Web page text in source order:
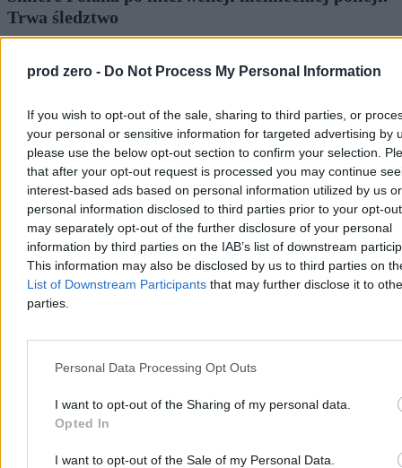
prod zero - Do Not Process My Personal Information
If you wish to opt-out of the sale, sharing to third parties, or
your personal or sensitive information for targeted advertising by
please use the below opt-out section to confirm your selection.
that after your opt-out request is processed you may continue
interest-based ads based on personal information utilized by us or
personal information disclosed to third parties prior to your opt-
may separately opt-out of the further disclosure of your personal
information by third parties on the IAB’s list of downstream
This information may also be disclosed by us to third parties on
List of Downstream Participants that may further disclose it to
parties.
Personal Data Processing Opt Outs
I want to opt-out of the Sharing of my personal data.
Opted In
I want to opt-out of the Sale of my Personal Data.
Trwa śledztwo
letniego Polaka, do której doszło po dramatycznej interwencji policji
w Duisburgu. Mężczyzna zmarł w szpitalu wskutek niedotlenienia.
unieruchomienie go na brzuchu.
Agnieszka Waś-Turecka
3 min
Świat